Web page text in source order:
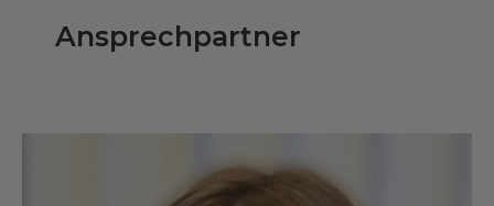
Ansprechpartner